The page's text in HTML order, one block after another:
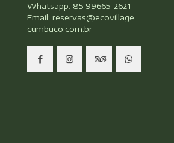
Whatsapp: 85 99665-2621
Email: reservas@ecovillage
cumbuco.com.br